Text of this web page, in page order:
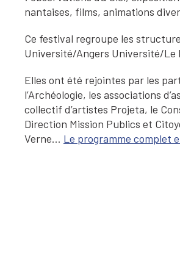
nantaises, films, animations
Ce festival regroupe les
Université/Angers Université/Le
Elles ont été rejointes par les
l’Archéologie, les associations
collectif d’artistes Projeta, le
Direction Mission Publics et
Verne… Le programme complet